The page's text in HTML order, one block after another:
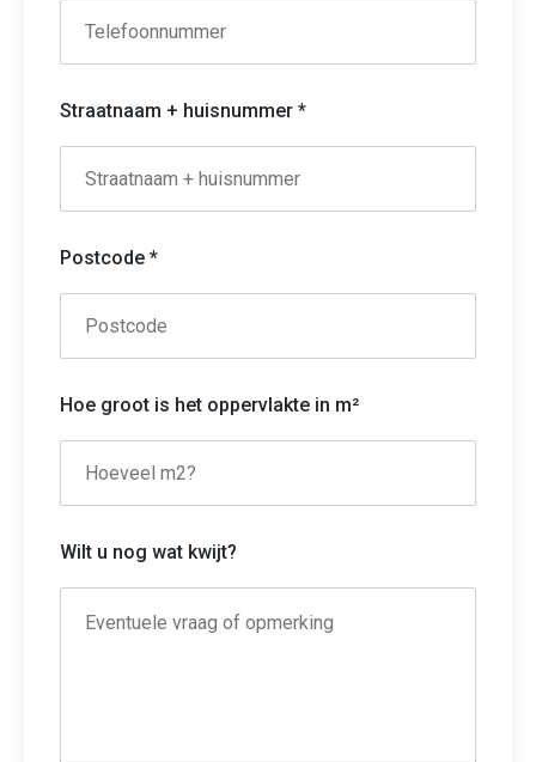
Straatnaam + huisnummer *
Postcode *
Hoe groot is het oppervlakte in m²
Wilt u nog wat kwijt?